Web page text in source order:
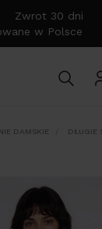
Zwrot 30 dni
w Polsce
DAMSKIE DŁUGIE